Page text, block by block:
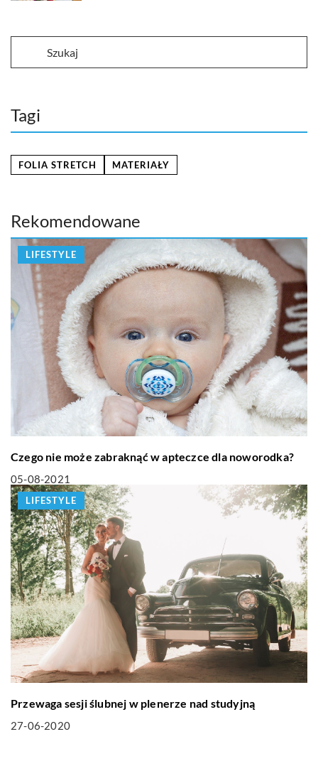
Tagi
FOLIA STRETCH MATERIAŁY
Rekomendowane
LIFESTYLE
Czego nie może zabraknąć w apteczce dla noworodka?
05-08-2021
LIFESTYLE
Przewaga sesji ślubnej w plenerze nad studyjną
27-06-2020